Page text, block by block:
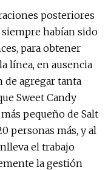
posteriores
siempre habían sido
para obtener
línea, en ausencia
de agregar tanta
Sweet Candy
pequeño de Salt
personas más, y al
el trabajo
la gestión